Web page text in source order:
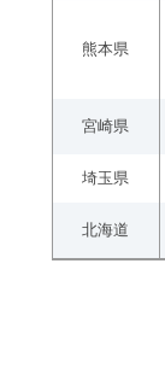
熊本県
宮崎県
埼玉県
北海道